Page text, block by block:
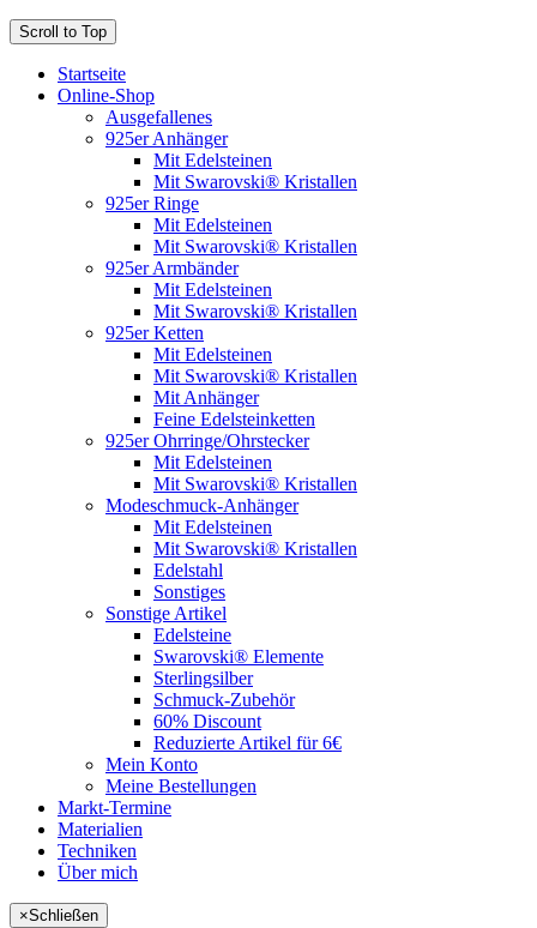
Scroll to Top
Startseite
Online-Shop
Ausgefallenes
925er Anhänger
Mit Edelsteinen
Mit Swarovski® Kristallen
925er Ringe
Mit Edelsteinen
Mit Swarovski® Kristallen
925er Armbänder
Mit Edelsteinen
Mit Swarovski® Kristallen
925er Ketten
Mit Edelsteinen
Mit Swarovski® Kristallen
Mit Anhänger
Feine Edelsteinketten
925er Ohrringe/Ohrstecker
Mit Edelsteinen
Mit Swarovski® Kristallen
Modeschmuck-Anhänger
Mit Edelsteinen
Mit Swarovski® Kristallen
Edelstahl
Sonstiges
Sonstige Artikel
Edelsteine
Swarovski® Elemente
Sterlingsilber
Schmuck-Zubehör
60% Discount
Reduzierte Artikel für 6€
Mein Konto
Meine Bestellungen
Markt-Termine
Materialien
Techniken
Über mich
×Schließen